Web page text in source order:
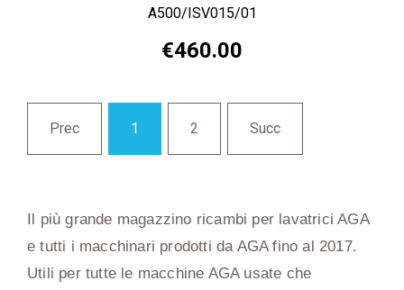
A500/ISV015/01
€460.00
Prec 1 2 Succ
Il più grande magazzino ricambi per lavatrici AGA
e tutti i macchinari prodotti da AGA fino al 2017.
Utili per tutte le macchine AGA usate che